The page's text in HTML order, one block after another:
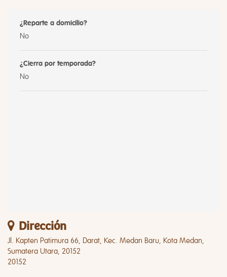
¿Reparte a domicilio?
No
¿Cierra por temporada?
No
Dirección
Jl. Kapten Patimura 66, Darat, Kec. Medan Baru, Kota Medan,
Sumatera Utara, 20152
20152